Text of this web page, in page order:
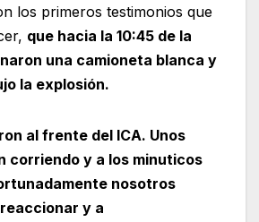
los primeros testimonios que
que hacia la 10:45 de la
una camioneta blanca y
la explosión.
al frente del ICA. Unos
corriendo y a los minuticos
nosotros
y a